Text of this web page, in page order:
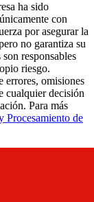
ha sido
con
por asegurar la
no garantiza su
responsables
riesgo.
errores, omisiones
cualquier decisión
Para más
Procesamiento de